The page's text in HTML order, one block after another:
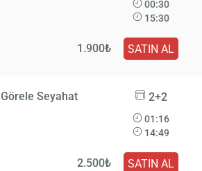
00:30
15:30
1.900₺ SATIN AL
Görele Seyahat 2+2
01:16
14:49
2.500₺ SATIN AL